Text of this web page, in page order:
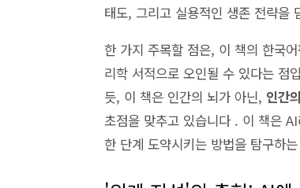
태도, 그리고 실용적인 생존 전략
한 가지 주목할 점은, 이 책의 한국
리학 서적으로 오인될 수 있다는
듯, 이 책은 인간의 뇌가 아닌, 인간
초점을 맞추고 있습니다 . 이 책은
한 단계 도약시키는 방법을 탐구하